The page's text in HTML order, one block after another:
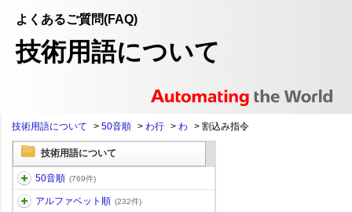
よくあるご質問(FAQ)
技術用語について
技術用語について > 50音順 > わ行 > わ > 割込み指令
技術用語について
50音順 (769件)
アルファベット順 (232件)